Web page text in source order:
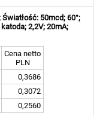
50mcd; 60°;
2,2V; 20mA;
Cena netto
PLN
0,3686
0,3072
0,2560